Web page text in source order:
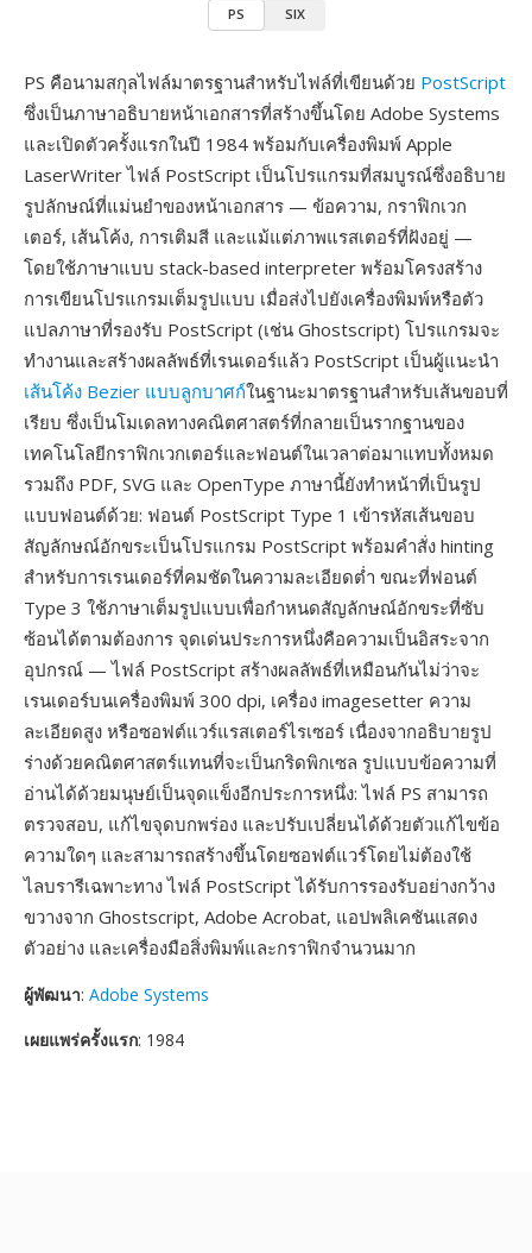
PS SIX
PS คือนามสกุลไฟล์มาตรฐานสำหรับไฟล์ที่เขียนด้วย PostScript
ซึ่งเป็นภาษาอธิบายหน้าเอกสารที่สร้างขึ้นโดย Adobe Systems
และเปิดตัวครั้งแรกในปี 1984 พร้อมกับเครื่องพิมพ์ Apple
LaserWriter ไฟล์ PostScript เป็นโปรแกรมที่สมบูรณ์ซึ่งอธิบาย
รูปลักษณ์ที่แม่นยำของหน้าเอกสาร — ข้อความ, กราฟิกเวก
เตอร์, เส้นโค้ง, การเติมสี และแม้แต่ภาพแรสเตอร์ที่ฝังอยู่ —
โดยใช้ภาษาแบบ stack-based interpreter พร้อมโครงสร้าง
การเขียนโปรแกรมเต็มรูปแบบ เมื่อส่งไปยังเครื่องพิมพ์หรือตัว
แปลภาษาที่รองรับ PostScript (เช่น Ghostscript) โปรแกรมจะ
ทำงานและสร้างผลลัพธ์ที่เรนเดอร์แล้ว PostScript เป็นผู้แนะนำ
เส้นโค้ง Bezier แบบลูกบาศก์ในฐานะมาตรฐานสำหรับเส้นขอบที่
เรียบ ซึ่งเป็นโมเดลทางคณิตศาสตร์ที่กลายเป็นรากฐานของ
เทคโนโลยีกราฟิกเวกเตอร์และฟอนต์ในเวลาต่อมาแทบทั้งหมด
รวมถึง PDF, SVG และ OpenType ภาษานี้ยังทำหน้าที่เป็นรูป
แบบฟอนต์ด้วย: ฟอนต์ PostScript Type 1 เข้ารหัสเส้นขอบ
สัญลักษณ์อักขระเป็นโปรแกรม PostScript พร้อมคำสั่ง hinting
สำหรับการเรนเดอร์ที่คมชัดในความละเอียดต่ำ ขณะที่ฟอนต์
Type 3 ใช้ภาษาเต็มรูปแบบเพื่อกำหนดสัญลักษณ์อักขระที่ซับ
ซ้อนได้ตามต้องการ จุดเด่นประการหนึ่งคือความเป็นอิสระจาก
อุปกรณ์ — ไฟล์ PostScript สร้างผลลัพธ์ที่เหมือนกันไม่ว่าจะ
เรนเดอร์บนเครื่องพิมพ์ 300 dpi, เครื่อง imagesetter ความ
ละเอียดสูง หรือซอฟต์แวร์แรสเตอร์ไรเซอร์ เนื่องจากอธิบายรูป
ร่างด้วยคณิตศาสตร์แทนที่จะเป็นกริดพิกเซล รูปแบบข้อความที่
อ่านได้ด้วยมนุษย์เป็นจุดแข็งอีกประการหนึ่ง: ไฟล์ PS สามารถ
ตรวจสอบ, แก้ไขจุดบกพร่อง และปรับเปลี่ยนได้ด้วยตัวแก้ไขข้อ
ความใดๆ และสามารถสร้างขึ้นโดยซอฟต์แวร์โดยไม่ต้องใช้
ไลบรารีเฉพาะทาง ไฟล์ PostScript ได้รับการรองรับอย่างกว้าง
ขวางจาก Ghostscript, Adobe Acrobat, แอปพลิเคชันแสดง
ตัวอย่าง และเครื่องมือสิ่งพิมพ์และกราฟิกจำนวนมาก
ผู้พัฒนา: Adobe Systems
เผยแพร่ครั้งแรก: 1984